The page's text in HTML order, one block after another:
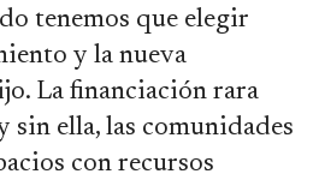
tenemos que elegir
y la nueva
La financiación rara
sin ella, las comunidades
con recursos